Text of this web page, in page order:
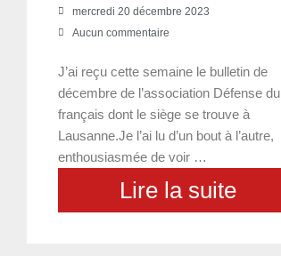
mercredi 20 décembre 2023
Aucun commentaire
J’ai reçu cette semaine le bulletin de
décembre de l’association Défense du
français dont le siège se trouve à
Lausanne.Je l’ai lu d’un bout à l’autre,
enthousiasmée de voir …
Lire la suite